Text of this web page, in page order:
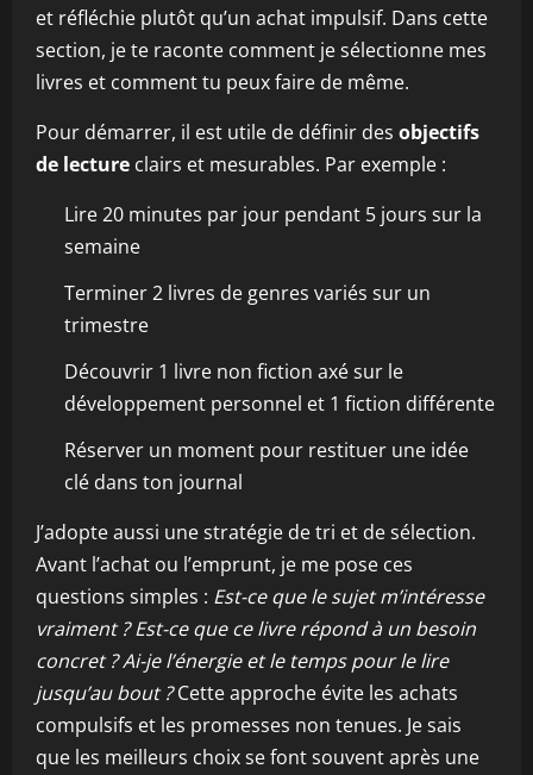
et réfléchie plutôt qu’un achat impulsif. Dans cette
section, je te raconte comment je sélectionne mes
livres et comment tu peux faire de même.
Pour démarrer, il est utile de définir des objectifs
de lecture clairs et mesurables. Par exemple :
Lire 20 minutes par jour pendant 5 jours sur la
semaine
Terminer 2 livres de genres variés sur un
trimestre
Découvrir 1 livre non fiction axé sur le
développement personnel et 1 fiction différente
Réserver un moment pour restituer une idée
clé dans ton journal
J’adopte aussi une stratégie de tri et de sélection.
Avant l’achat ou l’emprunt, je me pose ces
questions simples : Est-ce que le sujet m’intéresse
vraiment ? Est-ce que ce livre répond à un besoin
concret ? Ai-je l’énergie et le temps pour le lire
jusqu’au bout ?Cette approche évite les achats
compulsifs et les promesses non tenues. Je sais
que les meilleurs choix se font souvent après une